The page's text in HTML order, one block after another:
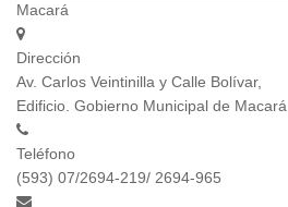
Macará
Dirección
Av. Carlos Veintinilla y Calle Bolívar,
Edificio. Gobierno Municipal de Macará
Teléfono
(593) 07/2694-219/ 2694-965